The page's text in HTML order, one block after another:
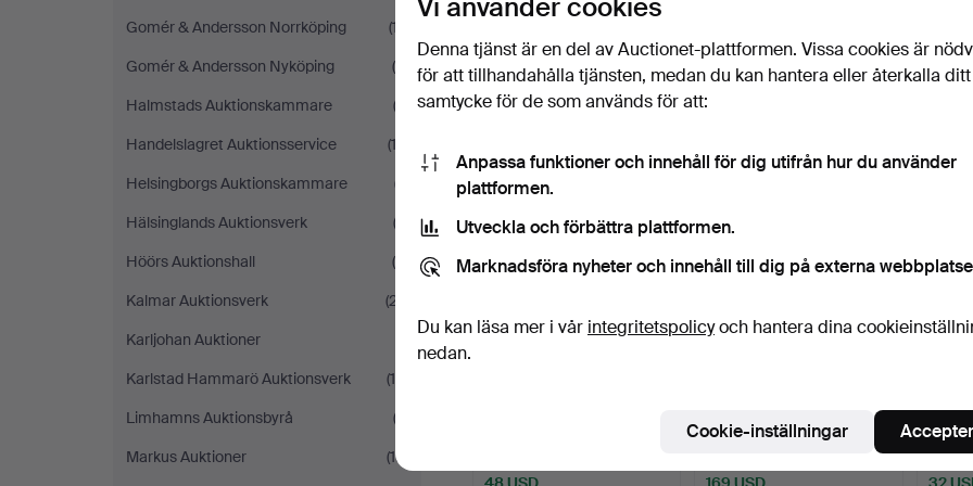
Gomér & Andersson Norrköping
(17)
Gomér & Andersson Nyköping
(8)
Halmstads Auktionskammare
(3)
Handelslagret Auktionsservice
(12)
Helsingborgs Auktionskammare
(7)
Hälsinglands Auktionsverk
(2)
Höörs Auktionshall
(4)
Kalmar Auktionsverk
(27)
Karljohan Auktioner
Karlstad Hammarö Auktionsverk
(10)
Limhamns Auktionsbyrå
(2)
Markus Auktioner
(19)
Orion Quad sport.
Klubbades 6 maj 2025
19 bud
Orion Quad sport.
Klubbades 6 maj 2025
6 bud
Buco,…
Klubbades 17 nov 2024
Vi använder cookies
Denna tjänst är en del av Auctionet-plattformen. Vissa cookies är
för att tillhandahålla tjänsten, medan du kan hantera eller återkalla ditt
samtycke för de som används för att:
Anpassa funktioner och innehåll för dig utifrån hur du använder
plattformen.
Utveckla och förbättra plattformen.
Marknadsföra nyheter och innehåll till dig på externa
Du kan läsa mer i vår integritetspolicyoch hantera dina
nedan.
Cookie-inställningar